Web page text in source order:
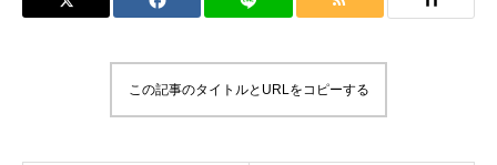
この記事のタイトルとURLをコピーする